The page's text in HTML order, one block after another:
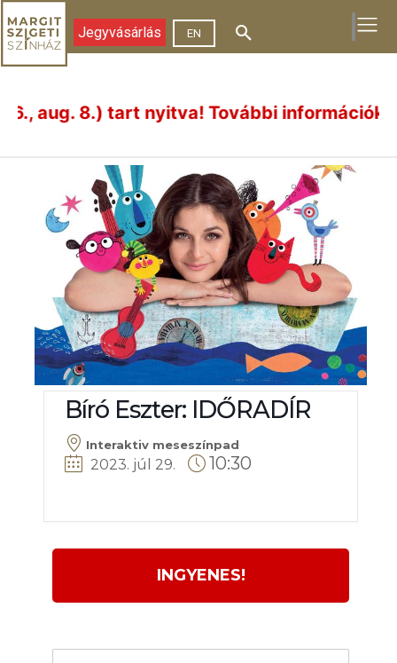
Jegyvásárlás EN
8.) tart nyitva! További információk ide
Bíró Eszter: IDŐRADÍR
Interaktiv meseszínpad
2023. júl 29. 10:30
INGYENES!